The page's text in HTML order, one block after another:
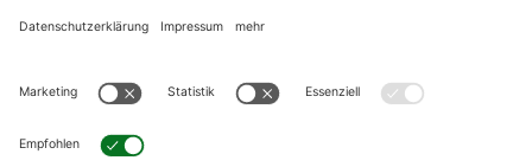
ist?
Wenn die Daten erfolgreich übermittelt wurden, werden
Sie automatisch zur "DANKE-Seite" weitergeleitet. Diese